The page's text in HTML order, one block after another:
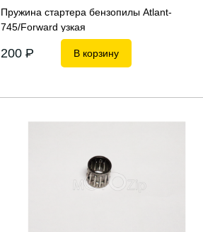
Пружина стартера бензопилы Atlant-
745/Forward узкая
200 P В корзину